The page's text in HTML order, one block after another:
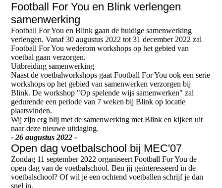
Football For You en Blink verlengen
samenwerking
Football For You en Blink gaan de huidige samenwerking
verlengen. Vanaf 30 augustus 2022 tot 31 december 2022 zal
Football For You wederom workshops op het gebied van
voetbal gaan verzorgen.
Uitbreiding samenwerking
Naast de voetbalworkshops gaat Football For You ook een serie
workshops op het gebied van samenwerken verzorgen bij
Blink. De workshop "Op spelende wijs samenwerken" zal
gedurende een periode van 7 weken bij Blink op locatie
plaatsvinden.
Wij zijn erg blij met de samenwerking met Blink en kijken uit
naar deze nieuwe uitdaging.
- 26 augustus 2022 -
Open dag voetbalschool bij MEC'07
Zondag 11 september 2022 organiseert Football For You de
open dag van de voetbalschool. Ben jij geïnteresseerd in de
voetbalschool? Of wil je een ochtend voetballen schrijf je dan
snel in.